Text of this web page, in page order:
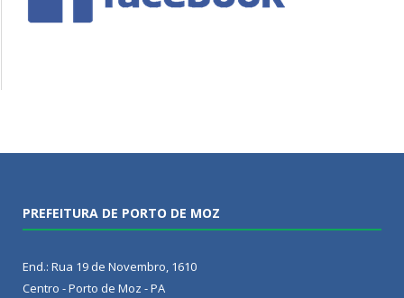
PREFEITURA DE PORTO DE MOZ
End.: Rua 19 de Novembro, 1610
Centro - Porto de Moz - PA